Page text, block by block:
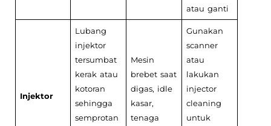
atau ganti
Injektor
Lubang
injektor
tersumbat
kerak atau
kotoran
sehingga
semprotan
Mesin
brebet saat
digas, idle
kasar,
tenaga
Gunakan
scanner
atau
lakukan
injector
cleaning
untuk